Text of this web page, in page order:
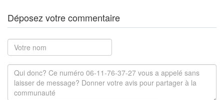
Déposez votre commentaire